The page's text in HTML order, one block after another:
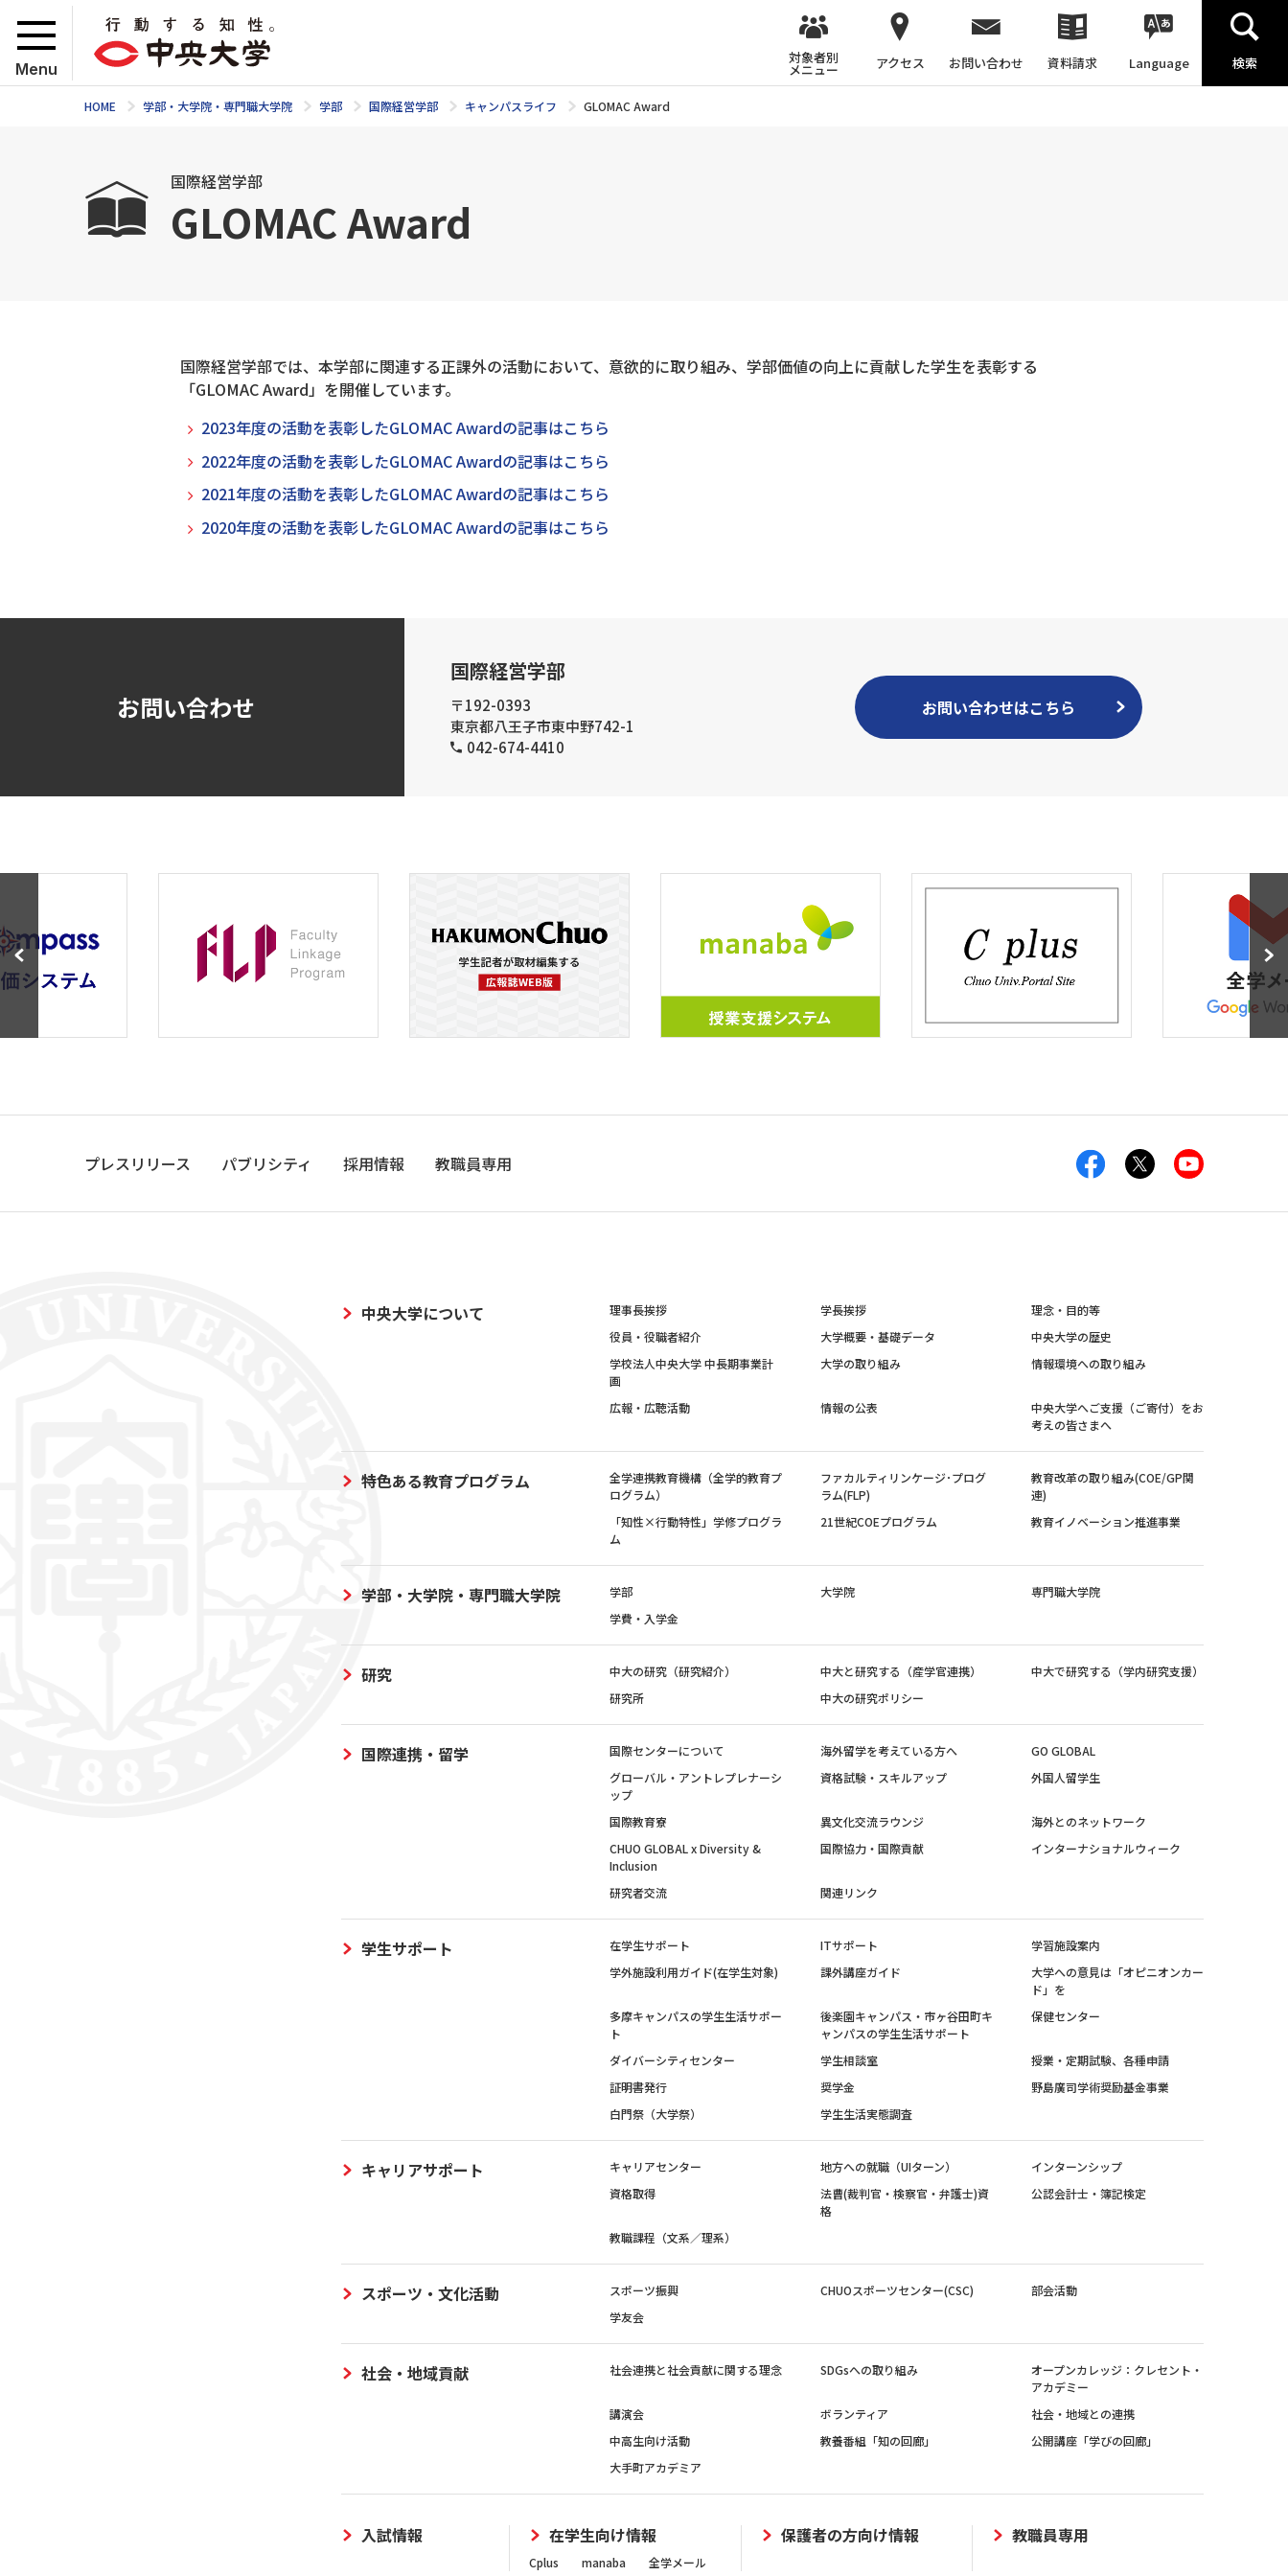
Menu
対象者別
メニュー アクセス お問い合わせ 資料請求 Language 検索
HOME 学部・大学院・専門職大学院 学部 国際経営学部 キャンパスライフ GLOMAC Award
国際経営学部
GLOMAC Award
国際経営学部では、本学部に関連する正課外の活動において、意欲的に取り組み、学部価値の向上に貢献した学生を表彰する
「GLOMAC Award」を開催しています。
2023年度の活動を表彰したGLOMAC Awardの記事はこちら
2022年度の活動を表彰したGLOMAC Awardの記事はこちら
2021年度の活動を表彰したGLOMAC Awardの記事はこちら
2020年度の活動を表彰したGLOMAC Awardの記事はこちら
お問い合わせ
国際経営学部
〒192-0393
東京都八王子市東中野742-1
042-674-4410
お問い合わせはこちら
プレスリリース パブリシティ 採用情報 教職員専用
中央大学について 理事長挨拶 学長挨拶
理念・目的等
役員・役職者紹介
大学概要・基礎データ
中央大学の歴史
学校法人中央大学 中長期事業計
画
大学の取り組み 情報環境への取り組み
広報・広聴活動 情報の公表
中央大学へご支援（ご寄付）をお
考えの皆さまへ
特色ある教育プログラム
全学連携教育機構（全学的教育プ
ログラム）
ファカルティリンケージ･プログ
ラム(FLP)
教育改革の取り組み(COE/GP関
連)
「知性×行動特性」学修プログラ
ム
21世紀COEプログラム 教育イノベーション推進事業
学部・大学院・専門職大学院 学部 大学院
専門職大学院
学費・入学金
研究 中大の研究（研究紹介） 中大と研究する（産学官連携）
中大で研究する（学内研究支援）
研究所
中大の研究ポリシー
国際連携・留学 国際センターについて 海外留学を考えている方へ
GO GLOBAL
グローバル・アントレプレナーシ
ップ
資格試験・スキルアップ 外国人留学生
国際教育寮 異文化交流ラウンジ
海外とのネットワーク
CHUO GLOBAL x Diversity &
Inclusion
国際協力・国際貢献 インターナショナルウィーク
研究者交流 関連リンク
学生サポート 在学生サポート ITサポート
学習施設案内
学外施設利用ガイド(在学生対象)
課外講座ガイド
大学への意見は「オピニオンカー
ド」を
多摩キャンパスの学生生活サポー
ト
後楽園キャンパス・市ヶ谷田町キ
ャンパスの学生生活サポート
保健センター
ダイバーシティセンター 学生相談室
授業・定期試験、各種申請
証明書発行
奨学金
野島廣司学術奨励基金事業
白門祭（大学祭）
学生生活実態調査
キャリアサポート キャリアセンター 地方への就職（UIターン）
インターンシップ
資格取得
法曹(裁判官・検察官・弁護士)資
格
公認会計士・簿記検定
教職課程（文系／理系）
スポーツ・文化活動 スポーツ振興 CHUOスポーツセンター(CSC)
部会活動
学友会
社会・地域貢献 社会連携と社会貢献に関する理念 SDGsへの取り組み
オープンカレッジ：クレセント・
アカデミー
講演会
ボランティア
社会・地域との連携
中高生向け活動
教養番組「知の回廊」
公開講座「学びの回廊」
大手町アカデミア
入試情報 在学生向け情報
Cplus manaba 全学メール
保護者の方向け情報 教職員専用